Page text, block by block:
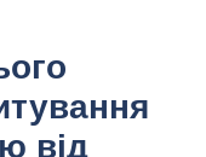
від